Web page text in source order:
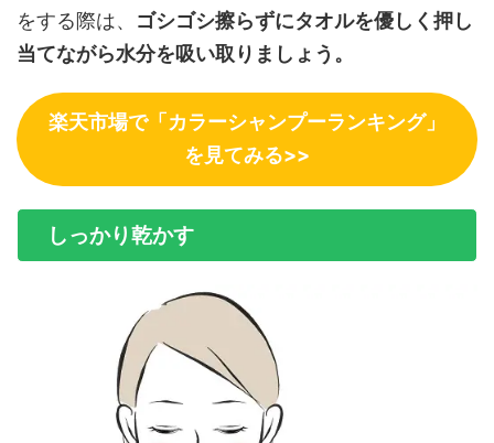
をする際は、 ゴシゴシ擦らずにタオルを優しく押し
当てながら水分を吸い取りましょう。
楽天市場で「カラーシャンプーランキング」
を見てみる>>
しっかり乾かす